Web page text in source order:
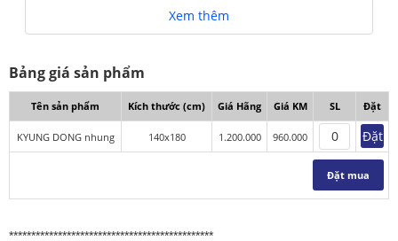
Xem thêm
Bảng giá sản phẩm
Tên sản phẩm Kích thước (cm) Giá Hãng Giá KM SL Đặt
KYUNG DONG nhung 140x180 1.200.000 960.000 Đặt
Đặt mua
**********************************************